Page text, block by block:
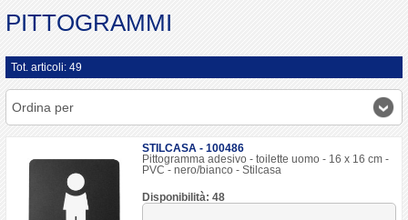
PITTOGRAMMI
Tot. articoli: 49
Ordina per
STILCASA - 100486
Pittogramma adesivo - toilette uomo - 16 x 16 cm -
PVC - nero/bianco - Stilcasa
Disponibilità: 48